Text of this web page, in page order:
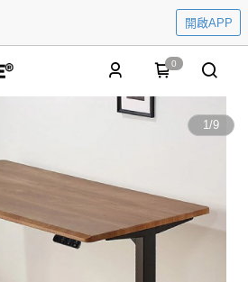
開啟APP
0
1/9